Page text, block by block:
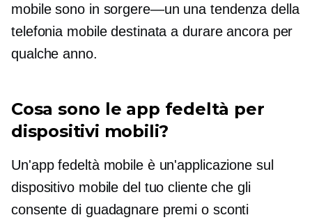
mobile sono in sorgere—un una tendenza della
telefonia mobile destinata a durare ancora per
qualche anno.
Cosa sono le app fedeltà per
dispositivi mobili?
Un'app fedeltà mobile è un'applicazione sul
dispositivo mobile del tuo cliente che gli
consente di guadagnare premi o sconti